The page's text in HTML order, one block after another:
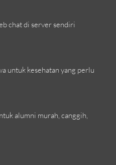
chat di server sendiri
untuk kesehatan yang perlu
alumni murah, canggih,